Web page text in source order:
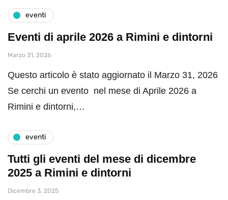
eventi
Eventi di aprile 2026 a Rimini e dintorni
Marzo 31, 2026
Questo articolo è stato aggiornato il Marzo 31, 2026
Se cerchi un evento nel mese di Aprile 2026 a
Rimini e dintorni,…
eventi
Tutti gli eventi del mese di dicembre
2025 a Rimini e dintorni
Dicembre 3, 2025